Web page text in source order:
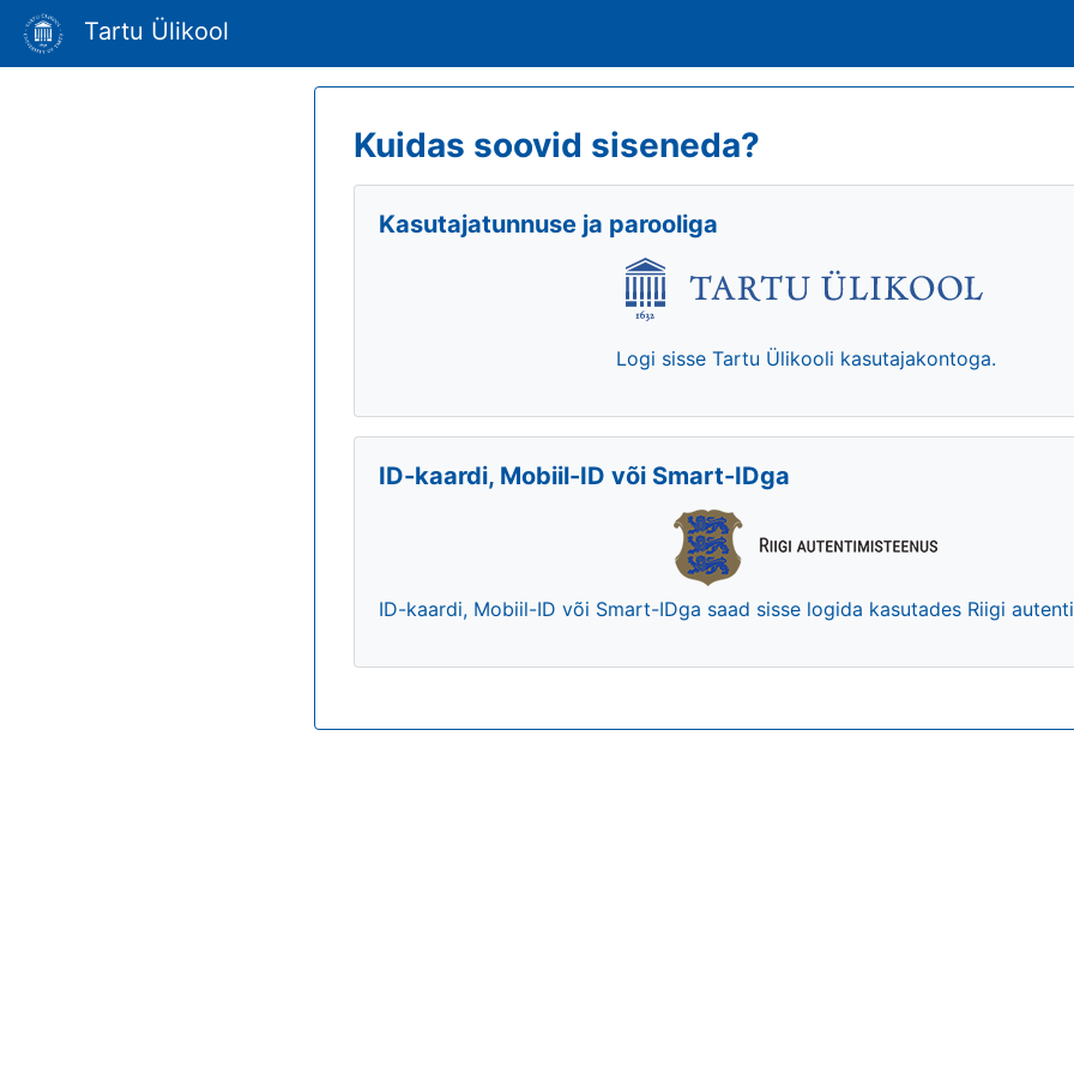
Tartu Ülikool
Kuidas soovid siseneda?
Kasutajatunnuse ja parooliga
Logi sisse Tartu Ülikooli kasutajakontoga.
ID-kaardi, Mobiil-ID või Smart-IDga
ID-kaardi, Mobiil-ID või Smart-IDga saad sisse logida kasutades Riigi